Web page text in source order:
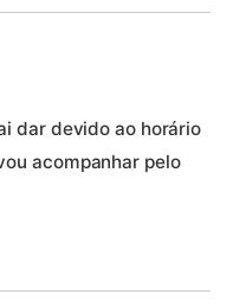
dar devido ao horário
acompanhar pelo